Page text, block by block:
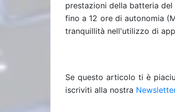
prestazioni della batteria
fino a 12 ore di autonomia
tranquillità nell'utilizzo di
Se questo articolo ti è
iscriviti alla nostra